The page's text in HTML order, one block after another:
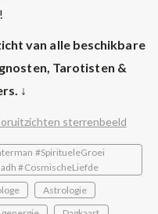
van alle beschikbare
Tarotisten &
↓
sterrenbeeld
#SpiritueleGroei
#CosmischeLiefde
Astrologie